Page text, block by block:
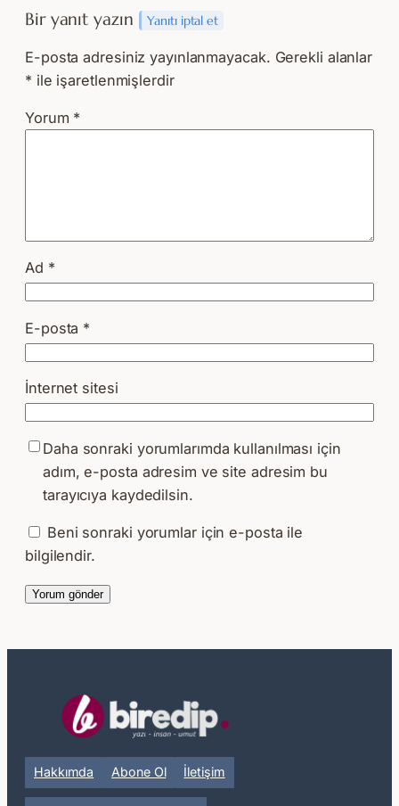
Bir yanıt yazın Yanıtı iptal et
E-posta adresiniz yayınlanmayacak. Gerekli alanlar
* ile işaretlenmişlerdir
Yorum *
Ad *
E-posta *
İnternet sitesi
Daha sonraki yorumlarımda kullanılması için
adım, e-posta adresim ve site adresim bu
tarayıcıya kaydedilsin.
Beni sonraki yorumlar için e-posta ile
bilgilendir.
Hakkımda Abone Ol İletişim